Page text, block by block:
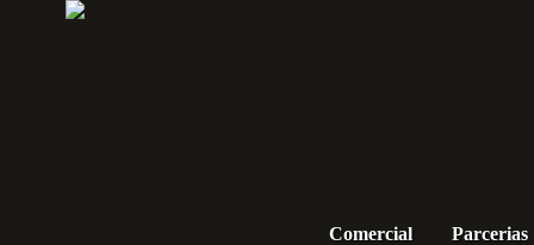
Parcerias
Comercial